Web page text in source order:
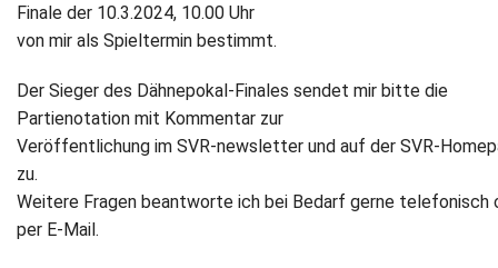
Finale der 10.3.2024, 10.00 Uhr
von mir als Spieltermin bestimmt.
Der Sieger des Dähnepokal-Finales sendet mir bitte die
Partienotation mit Kommentar zur
Veröffentlichung im SVR-newsletter und auf der SVR-
zu.
Weitere Fragen beantworte ich bei Bedarf gerne telefonisch
per E-Mail.